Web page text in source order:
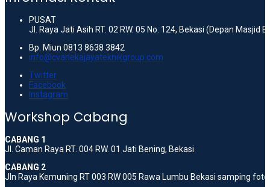
PUSAT
Jl. Raya Jati Asih RT. 02 RW. 05 No. 124, Bekasi (Depan Masjid
Bp. Miun 0813 8638 3842
info@cvanekajayateknikgroup.com
Twitter
Facebook
Instagram
Workshop Cabang
CABANG 1
Jl. Caman Raya RT. 004 RW. 01 Jati Bening, Bekasi
CABANG 2
Jln Raya Kemuning RT 003 RW 005 Rawa Lumbu Bekasi samping